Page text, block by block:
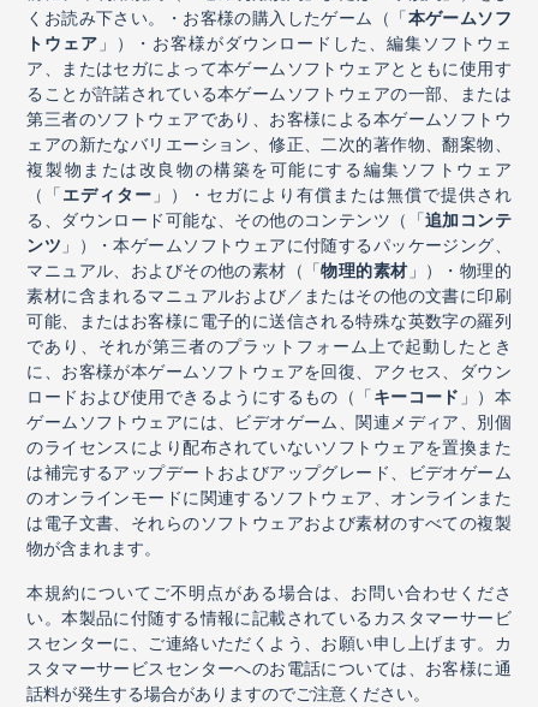
くお読み下さい。・お客様の購入したゲーム（「本ゲームソフ
トウェア」）・お客様がダウンロードした、編集ソフトウェ
ア、またはセガによって本ゲームソフトウェアとともに使用す
ることが許諾されている本ゲームソフトウェアの一部、または
第三者のソフトウェアであり、お客様による本ゲームソフトウ
ェアの新たなバリエーション、修正、二次的著作物、翻案物、
複製物または改良物の構築を可能にする編集ソフトウェア
（「エディター」）・セガにより有償または無償で提供され
る、ダウンロード可能な、その他のコンテンツ（「追加コンテ
ンツ」）・本ゲームソフトウェアに付随するパッケージング、
マニュアル、およびその他の素材（「物理的素材」）・物理的
素材に含まれるマニュアルおよび／またはその他の文書に印刷
可能、またはお客様に電子的に送信される特殊な英数字の羅列
であり、それが第三者のプラットフォーム上で起動したとき
に、お客様が本ゲームソフトウェアを回復、アクセス、ダウン
ロードおよび使用できるようにするもの（「キーコード」）本
ゲームソフトウェアには、ビデオゲーム、関連メディア、別個
のライセンスにより配布されていないソフトウェアを置換また
は補完するアップデートおよびアップグレード、ビデオゲーム
のオンラインモードに関連するソフトウェア、オンラインまた
は電子文書、それらのソフトウェアおよび素材のすべての複製
物が含まれます。
本規約についてご不明点がある場合は、お問い合わせくださ
い。本製品に付随する情報に記載されているカスタマーサービ
スセンターに、ご連絡いただくよう、お願い申し上げます。カ
スタマーサービスセンターへのお電話については、お客様に通
話料が発生する場合がありますのでご注意ください。